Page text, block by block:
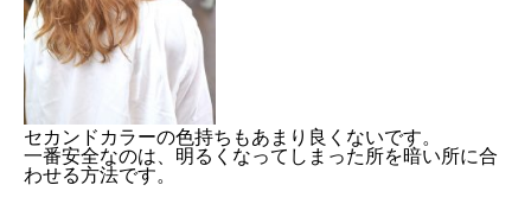
セカンドカラーの色持ちもあまり良くないです。
一番安全なのは、明るくなってしまった所を暗い所に合
わせる方法です。